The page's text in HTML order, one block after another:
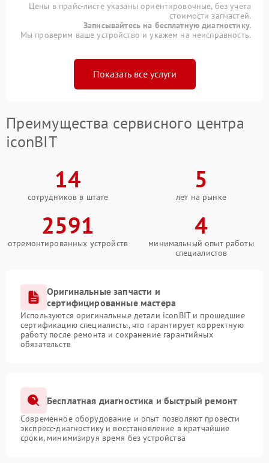
Цены в прайс-листе указаны ориентировочные, без учета
стоимости запчастей.
Записывайтесь на бесплатную диагностику.
Мы проверим ваше устройство и укажем на неисправность.
Показать все услуги
Преимущества сервисного центра
iconBIT
14
сотрудников в штате
5
лет на рынке
2591
отремонтированных устройств
4
минимальный опыт работы
специалистов
Оригинальные запчасти и
сертифицированные мастера
Используются оригинальные детали iconBIT и прошедшие
сертификацию специалисты, что гарантирует корректную
работу после ремонта и сохранение гарантийных
обязательств
Бесплатная диагностика и быстрый ремонт
Современное оборудование и опыт позволяют провести
экспресс-диагностику и восстановление в кратчайшие
сроки, минимизируя время без устройства